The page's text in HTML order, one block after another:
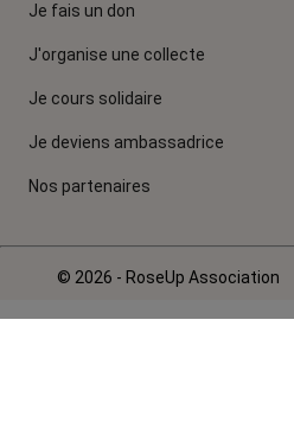
Je fais un don
J'organise une collecte
Je cours solidaire
Je deviens ambassadrice
Nos partenaires
© 2026 - RoseUp Association